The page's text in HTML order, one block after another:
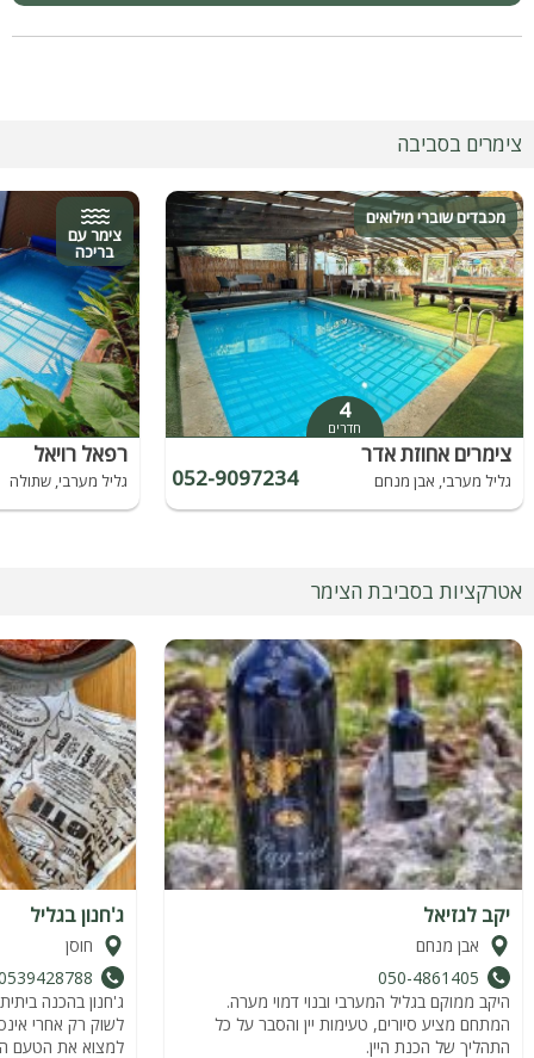
צימרים בסביבה
מכבדים שוברי מילואים
4
חדרים
צימרים אחוזת אדר
גליל מערבי, אבן מנחם 052-9097234
צימר עם
בריכה
רפאל רויאל
גליל מערבי, שתולה
אטרקציות בסביבת הצימר
יקב לגזיאל
אבן מנחם
050-4861405
היקב ממוקם בגליל המערבי ובנוי דמוי מערה.
המתחם מציע סיורים, טעימות יין והסבר על כל
התהליך של הכנת היין.
ג'חנון בגליל
חוסן
ג'חנון בהכנה
לשוק רק אחרי
למצוא את הטעם